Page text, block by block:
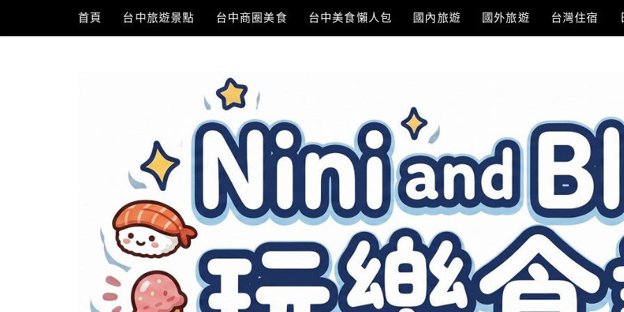
content
首頁 台中旅遊景點 台中商圈美食 台中美食懶人包 國內旅遊 國外旅遊 台灣住宿